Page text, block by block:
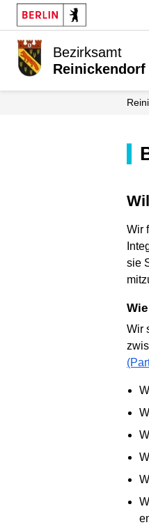
Bezirksamt
Wir
sie
Wir